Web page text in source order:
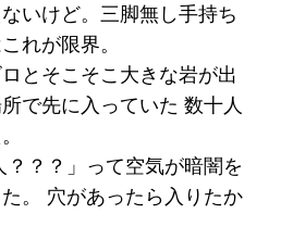
いけど。三脚無し手持ち
れが限界。
とそこそこ大きな岩が出
で先に入っていた 数十人
？？？」って空気が暗闇を
。 穴があったら入りたか